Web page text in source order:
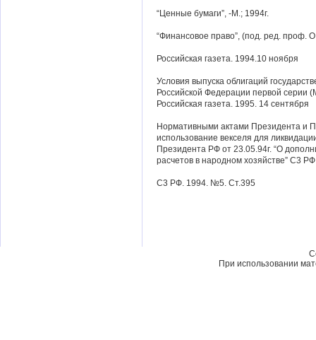
“Ценные бумаги”, -М.; 1994г.
“Финансовое право”, (под. ред. проф.
Российская газета. 1994.10 ноября
Условия выпуска облигаций
Российской Федерации первой серии
Российская газета. 1995. 14 сентября
Нормативными актами Президента и
использование векселя для
Президента РФ от 23.05.94г. “О
расчетов в народном хозяйстве” С3
С3 РФ. 1994. №5. Ст.395
При использовании